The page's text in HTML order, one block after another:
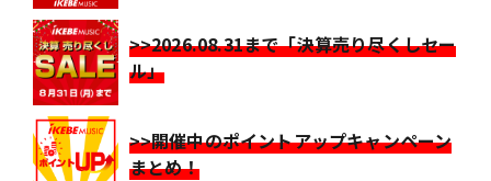
>>2026.08.31まで「決算売り尽くしセー
ル」
>>開催中のポイントアップキャンペーン
まとめ！